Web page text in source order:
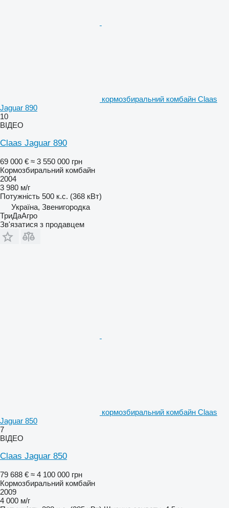
кормозбиральний комбайн Claas
Jaguar 890
10
ВІДЕО
Claas Jaguar 890
69 000 € ≈ 3 550 000 грн
Кормозбиральний комбайн
2004
3 980 м/г
Потужність 500 к.с. (368 кВт)
Україна, Звенигородка
ТриДаАгро
Зв'язатися з продавцем
кормозбиральний комбайн Claas
Jaguar 850
7
ВІДЕО
Claas Jaguar 850
79 688 € ≈ 4 100 000 грн
Кормозбиральний комбайн
2009
4 000 м/г